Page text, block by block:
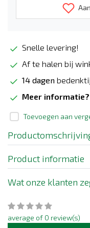
Snelle levering!
Af te halen bij
14 dagen
Meer informatie?
Toevoegen aan
Product informatie
Wat onze klanten
average of 0 review(s)